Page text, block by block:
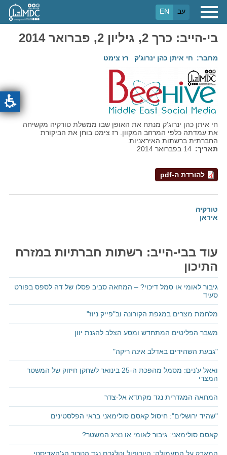
לתוכן
העיקרי
EN עב
בי-הייב: כרך 2, גיליון 2, פברואר 2014
מחבר חי איתן כהן ינרוג'ק רז צימט
חי איתן כהן ינרוג'ק מנתח את האופן שבו ממשלת טורקיה מקשיחה
את עמדתה כלפי המרחב המקוון. רז צימט בוחן את הביקורת
החברתית ברשתות האיראניות.
תאריך
14 בפברואר 2014
להורדת ה-pdf
טורקיה
איראן
עוד בבי-הייב: רשתות חברתיות במזרח
התיכון
גיבור לאומי או סמל דיכוי? – המחאה סביב פסלו של דה לספס בפורט
סעיד
מלחמת מצרים במגפת הקורונה וב"פייק ניוז"
משבר הפליטים המתחדש ומסע הצלב להגנת יוון
"גבעת השהידים באדלב אינה ריקה"
ואאל ע'נים: מסמל מהפכת ה-25 בינואר לשחקן חיזוק של המשטר
המצרי
המחאה המגדרית נגד מקתדא אל-צדר
"שהיד ירושלים": חיסול קאסם סולימאני בראי הפלסטינים
קאסם סולימאני: גיבור לאומי או נציג המשטר?